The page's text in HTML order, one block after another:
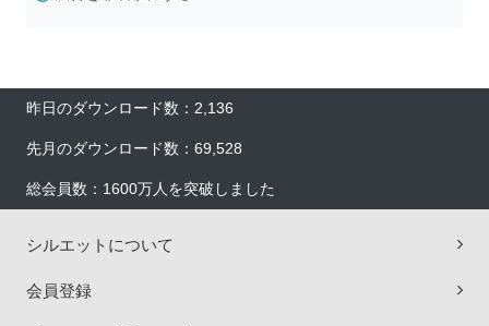
昨日のダウンロード数：2,136
先月のダウンロード数：69,528
総会員数：1600万人を突破しました
シルエットについて
会員登録